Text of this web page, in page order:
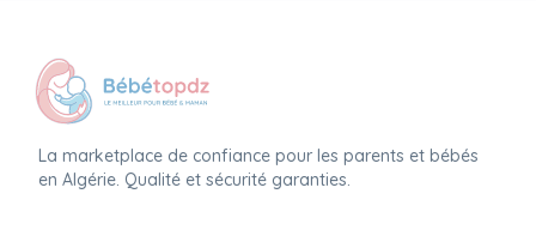
La marketplace de confiance pour les parents et bébés
en Algérie. Qualité et sécurité garanties.